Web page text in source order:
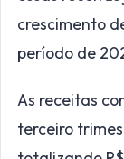
crescimento
período de
As receitas
terceiro